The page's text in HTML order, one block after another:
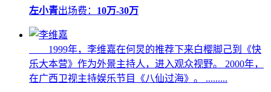
左小青出场费： 10万-30万
1999年，李维嘉在何炅的推荐下来白樱脚己到《快
乐大本营》作为外景主持人，进入观众视野。 2000年，
在广西卫视主持娱乐节目《八仙过海》。 .........